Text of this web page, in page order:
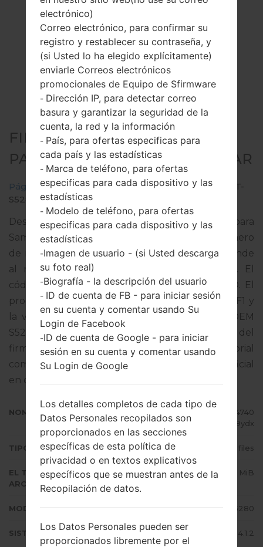
FIRMWARE OFICIAL #5279
PARA GT-S5280 - SAMSUNGSTAR
Página principal →Star →SamsungGT-S5280
GT-
S5280_AUT_1_20140709104740_1jshy69ydx.zip
Descargue la última actualización de firmware para
Samsung Star, pero no olvide verificar si el número
de modelo de su teléfono inteligente corresponde
al número de modelo indicado % MODEL%. El
código del firmware es AUT de SWITZERLAND. El
producto viene con la versión PDA S5280XXANF1 y
la versión CSC S5280AUTANF1,Versión de MODEM
S5280XXAMJ1. La versión del sistema operativo del
firmware dado es Android Jelly Bean 4.1.2. Tutorial
completo sobre cómo actualizar el firmware oficial
en dispositivos Samsung
NOMBRE DE ARCHIVO
GT-S5280_AUT_1_20140709104740
_1jshy69ydx
TIPO DE FIRMWARE 4 files
EL TAMAÑO DEL
ARCHIVO
519.33 MiB
MODELO Samsung GT-S5280
SISTEMA OPERATIVO Android Jelly Bean 4.1.2
electrónico)
Correo electrónico, para confirmar su
registro y restablecer su contraseña, y
(si Usted lo ha elegido explícitamente)
enviarle Correos electrónicos
promocionales de Equipo de Sfirmware
- Dirección IP, para detectar correo
basura y garantizar la seguridad de la
cuenta, la red y la información
- País, para ofertas especificas para
cada país y las estadísticas
- Marca de teléfono, para ofertas
especificas para cada dispositivo y las
estadísticas
- Modelo de teléfono, para ofertas
especificas para cada dispositivo y las
estadísticas
-Imagen de usuario - (si Usted descarga
su foto real)
-Biografía - la descripción del usuario
- ID de cuenta de FB - para iniciar sesión
en su cuenta y comentar usando Su
Login de Facebook
-ID de cuenta de Google - para iniciar
sesión en su cuenta y comentar usando
Su Login de Google
Los detalles completos de cada tipo de
Datos Personales recopilados son
proporcionados en las secciones
específicas de esta política de
privacidad o en textos explicativos
específicos que se muestran antes de la
Recopilación de datos.
Los Datos Personales pueden ser
proporcionados libremente por el